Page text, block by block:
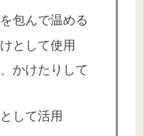
包んで温める
として使用
かけたりして
して活用